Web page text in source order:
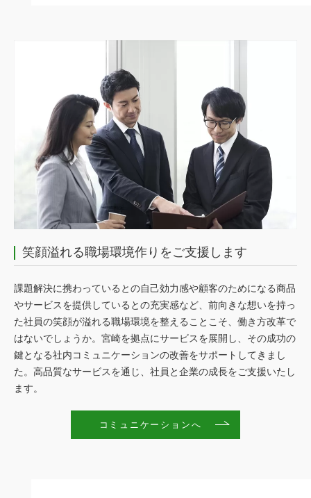
笑顔溢れる職場環境作りをご支援します
課題解決に携わっているとの自己効力感や顧客のためになる商品
やサービスを提供しているとの充実感など、前向きな想いを持っ
た社員の笑顔が溢れる職場環境を整えることこそ、働き方改革で
はないでしょうか。宮崎を拠点にサービスを展開し、その成功の
鍵となる社内コミュニケーションの改善をサポートしてきまし
た。高品質なサービスを通じ、社員と企業の成長をご支援いたし
ます。
コミュニケーションへ